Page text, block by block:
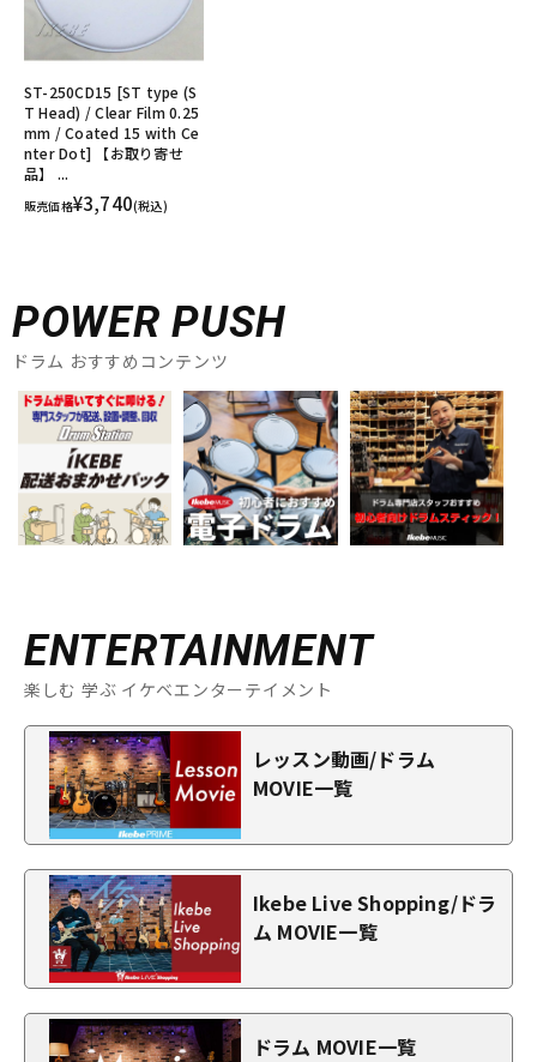
ST-250CD15 [ST type (S
T Head) / Clear Film 0.25
mm / Coated 15 with Ce
nter Dot] 【お取り寄せ
品】 ...
販売価格¥3,740(税込)
POWER PUSH
ドラム おすすめコンテンツ
ENTERTAINMENT
楽しむ 学ぶ イケベエンターテイメント
レッスン動画/ドラム
MOVIE一覧
Ikebe Live Shopping/ドラ
ム MOVIE一覧
ドラム MOVIE一覧